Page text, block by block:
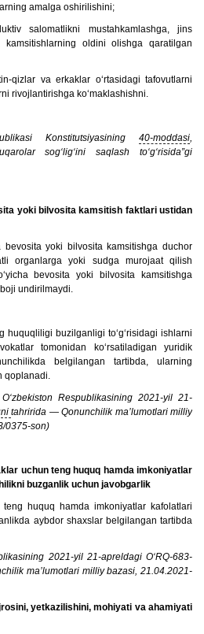
amalga oshirilishini;
salomatlikni mustahkamlashga, jins
kamsitishlarning oldini olishga qaratilgan
qizlar va erkaklar o‘rtasidagi tafovutlarni
rivojlantirishga ko‘maklashishni.
Konstitutsiyasining 40-moddasi,
sog‘lig‘ini saqlash to‘g‘risida”gi
yoki bilvosita kamsitish faktlari ustidan
bevosita yoki bilvosita kamsitishga duchor
organlarga yoki sudga murojaat qilish
bevosita yoki bilvosita kamsitishga
undirilmaydi.
huquqliligi buzilganligi to‘g‘risidagi ishlarni
tomonidan ko‘rsatiladigan yuridik
belgilangan tartibda, ularning
qoplanadi.
Respublikasining 2021-yil 21-
tahririda — Qonunchilik ma’lumotlari milliy
0375-son)
uchun teng huquq hamda imkoniyatlar
buzganlik uchun javobgarlik
huquq hamda imkoniyatlar kafolatlari
aybdor shaxslar belgilangan tartibda
2021-yil 21-apreldagi O‘RQ-683-
ma’lumotlari milliy bazasi, 21.04.2021-
yetkazilishini, mohiyati va ahamiyati